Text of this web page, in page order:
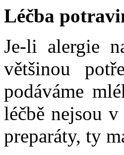
Léčba
Je-li alergie
většinou
podáváme
léčbě nejsou
preparáty, ty